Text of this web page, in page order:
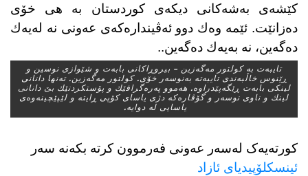
كێشەی بەشەكانی دیكەی كوردستان بە هی خۆی
دەزانێت. ئێمە وەك دوو ئەڤیندارەكەی عەونی نە لەیەك
دەگەین، نە بەیەك دەگەین..
تایبه‌ت به‌ كولتور مه‌گه‌زین – بیروڕاكانی بابه‌ت و شێوازی نوسین و
ڕێنوس خاڵبه‌ندی تایبه‌ته‌ به‌نوسه‌ر خۆی. كولتور مه‌گه‌زین. ته‌نها دانانی
لینكی بابه‌ت ڕێگه‌پێدراوه‌. هه‌موو په‌ره‌گرافێك و پۆستكردنێك بێ دانانی
لینك و ناوی نوسه‌ر و گۆڤاره‌كه‌ دژی یاسای كۆپی ڕایته‌ و لێپێچینه‌وه‌ی
یاسایی له‌ دوایه‌. ‌
کورتەیەک لەسەر عەونی فەرموون کرتە بکەنە سەر
ئینسکلۆپیدیای ئازاد